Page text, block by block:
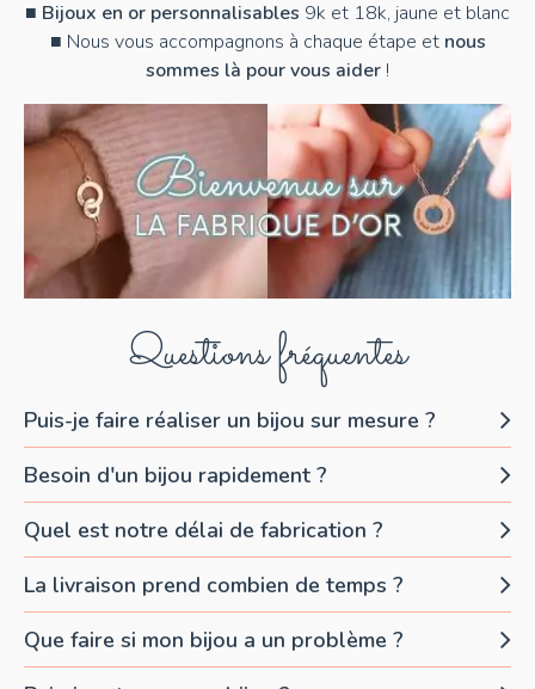
Questions fréquentes
Puis-je faire réaliser un bijou sur mesure ?
Besoin d'un bijou rapidement ?
Quel est notre délai de fabrication ?
La livraison prend combien de temps ?
Que faire si mon bijou a un problème ?
■ Bijoux en or personnalisables 9k et 18k, jaune et blanc
■ Nous vous accompagnons à chaque étape et nous
sommes là pour vous aider !